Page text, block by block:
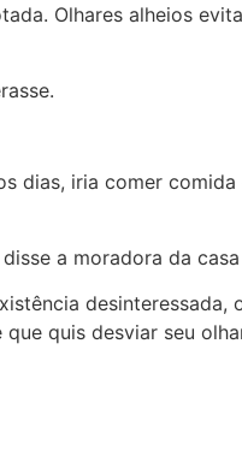
Olhares alheios
dias, iria comer
a moradora da
desinteressada,
quis desviar seu